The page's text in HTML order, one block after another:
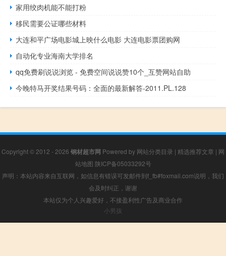
家用绞肉机能不能打粉
移民需要公证哪些材料
大连和平广场电影城上映什么电影 大连电影票团购网
自动化专业海南大学排名
qq免费刷说说浏览 - 免费空间说说赞10个_互赞网站自助
今晚特马开奖结果号码：全面的最新解答-2011.PL.128
Copyright © 2012 - 2026 钢材超市网 Powered by 网站分类目录 | 精选推荐文章 | 网
站地图 陕ICP备05033292号
声明：本站内容来自互联网，如信息有错误可发邮件到f_fb#foxmail.com说明，我们
会及时纠正，谢谢
本站仅为个人兴趣爱好，不接盈利性广告及商业合作
小男孩